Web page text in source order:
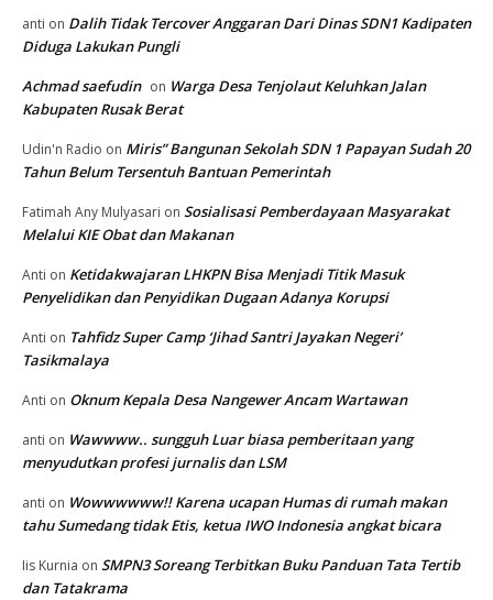
anti on Dalih Tidak Tercover Anggaran Dari Dinas SDN1 Kadipaten
Diduga Lakukan Pungli
Achmad saefudin on Warga Desa Tenjolaut Keluhkan Jalan
Kabupaten Rusak Berat
Udin'n Radio on Miris” Bangunan Sekolah SDN 1 Papayan Sudah 20
Tahun Belum Tersentuh Bantuan Pemerintah
Fatimah Any Mulyasari on Sosialisasi Pemberdayaan Masyarakat
Melalui KIE Obat dan Makanan
Anti on Ketidakwajaran LHKPN Bisa Menjadi Titik Masuk
Penyelidikan dan Penyidikan Dugaan Adanya Korupsi
Anti on Tahfidz Super Camp ‘Jihad Santri Jayakan Negeri’
Tasikmalaya
Anti on Oknum Kepala Desa Nangewer Ancam Wartawan
anti on Wawwww.. sungguh Luar biasa pemberitaan yang
menyudutkan profesi jurnalis dan LSM
anti on Wowwwwww!! Karena ucapan Humas di rumah makan
tahu Sumedang tidak Etis, ketua IWO Indonesia angkat bicara
Iis Kurnia on SMPN3 Soreang Terbitkan Buku Panduan Tata Tertib
dan Tatakrama